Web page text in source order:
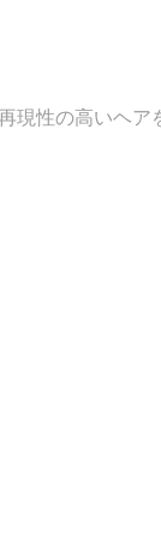
現性の高いヘア